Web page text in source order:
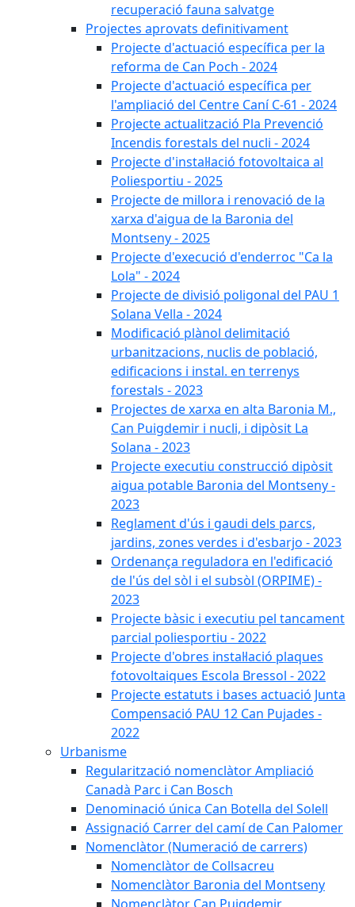
recuperació fauna salvatge
Projectes aprovats definitivament
Projecte d'actuació específica per la
reforma de Can Poch - 2024
Projecte d'actuació específica per
l'ampliació del Centre Caní C-61 - 2024
Projecte actualització Pla Prevenció
Incendis forestals del nucli - 2024
Projecte d'instal·lació fotovoltaica al
Poliesportiu - 2025
Projecte de millora i renovació de la
xarxa d'aigua de la Baronia del
Montseny - 2025
Projecte d'execució d'enderroc "Ca la
Lola" - 2024
Projecte de divisió poligonal del PAU 1
Solana Vella - 2024
Modificació plànol delimitació
urbanitzacions, nuclis de població,
edificacions i instal. en terrenys
forestals - 2023
Projectes de xarxa en alta Baronia M.,
Can Puigdemir i nucli, i dipòsit La
Solana - 2023
Projecte executiu construcció dipòsit
aigua potable Baronia del Montseny -
2023
Reglament d'ús i gaudi dels parcs,
jardins, zones verdes i d'esbarjo - 2023
Ordenança reguladora en l'edificació
de l'ús del sòl i el subsòl (ORPIME) -
2023
Projecte bàsic i executiu pel tancament
parcial poliesportiu - 2022
Projecte d'obres instal·lació plaques
fotovoltaiques Escola Bressol - 2022
Projecte estatuts i bases actuació Junta
Compensació PAU 12 Can Pujades -
2022
Urbanisme
Regularització nomenclàtor Ampliació
Canadà Parc i Can Bosch
Denominació única Can Botella del Solell
Assignació Carrer del camí de Can Palomer
Nomenclàtor (Numeració de carrers)
Nomenclàtor de Collsacreu
Nomenclàtor Baronia del Montseny